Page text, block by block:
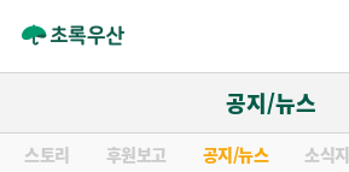
공지/뉴스
스토리 후원보고 공지/뉴스 소식지